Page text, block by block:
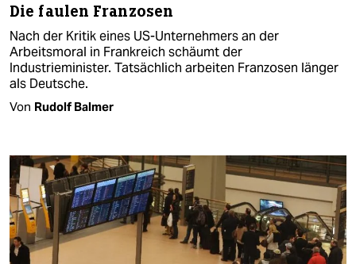
Die faulen Franzosen
Nach der Kritik eines US-Unternehmers an der
Arbeitsmoral in Frankreich schäumt der
Industrieminister. Tatsächlich arbeiten Franzosen länger
als Deutsche.
Von Rudolf Balmer